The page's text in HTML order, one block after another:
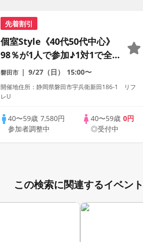
先着割引
個室Style《40代50代中心》
98％が1人で参加♪1対1で全
員トーク☆誠実な方への婚活
パーティー
磐田市 9/27（日） 15:00〜
開催地住所：静岡県磐田市宇兵衛新田186-1 リフ
レU
40〜59歳 7,580円
参加者調整中
40〜59歳0円
◎受付中
この検索に関連するイベント